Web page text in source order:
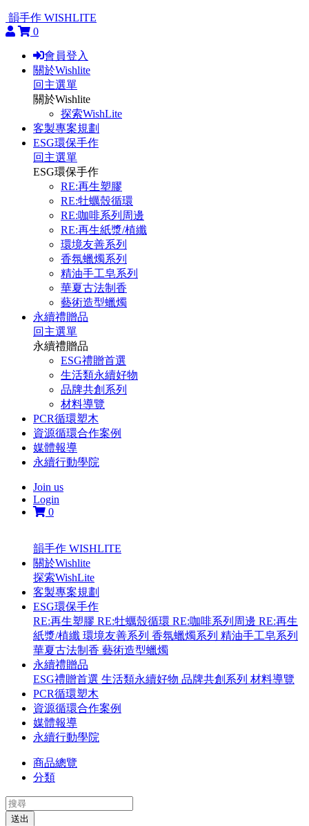
韻手作 WISHLITE
0
會員登入
關於Wishlite
回主選單
關於Wishlite
探索WishLite
客製專案規劃
ESG環保手作
回主選單
ESG環保手作
RE:再生塑膠
RE:牡蠣殼循環
RE:咖啡系列周邊
RE:再生紙漿/植纖
環境友善系列
香氛蠟燭系列
精油手工皂系列
華夏古法制香
藝術造型蠟燭
永續禮贈品
回主選單
永續禮贈品
ESG禮贈首選
生活類永續好物
品牌共創系列
材料導覽
PCR循環塑木
資源循環合作案例
媒體報導
永續行動學院
Join us
Login
0
韻手作 WISHLITE
關於Wishlite
探索WishLite
客製專案規劃
ESG環保手作
RE:再生塑膠 RE:牡蠣殼循環 RE:咖啡系列周邊 RE:再生
紙漿/植纖 環境友善系列 香氛蠟燭系列 精油手工皂系列
華夏古法制香 藝術造型蠟燭
永續禮贈品
ESG禮贈首選 生活類永續好物 品牌共創系列 材料導覽
PCR循環塑木
資源循環合作案例
媒體報導
永續行動學院
商品總覽
分類
送出